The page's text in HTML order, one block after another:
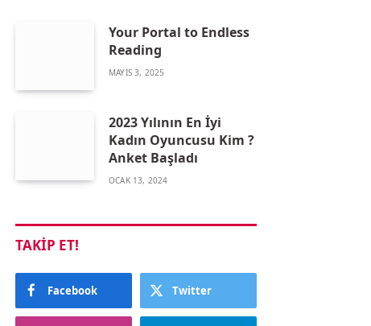
Your Portal to Endless
Reading
MAYIS 3, 2025
2023 Yılının En İyi
Kadın Oyuncusu Kim ?
Anket Başladı
OCAK 13, 2024
TAKIP ET!
Facebook Twitter